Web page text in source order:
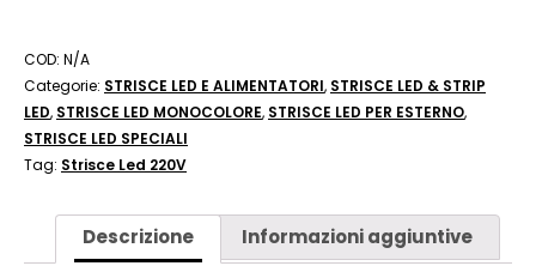
COD: N/A
Categorie: STRISCE LED E ALIMENTATORI, STRISCE LED & STRIP
LED, STRISCE LED MONOCOLORE, STRISCE LED PER ESTERNO,
STRISCE LED SPECIALI
Tag: Strisce Led 220V
Descrizione Informazioni aggiuntive